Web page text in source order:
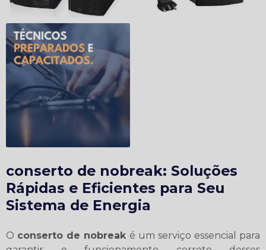
conserto de nobreak: Soluções
Rápidas e Eficientes para Seu
Sistema de Energia
O conserto de nobreak é um serviço essencial para